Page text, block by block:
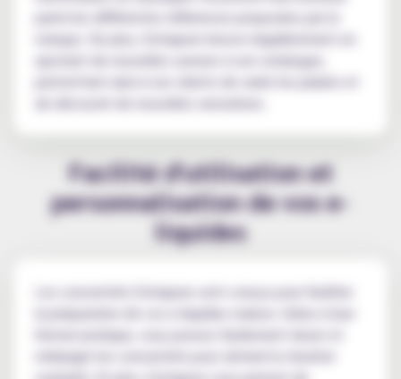
marque. De plus, Extrapure innove régulièrement en
ajoutant de nouvelles saveurs à son catalogue,
permettant ainsi à ses clients de varier les plaisirs et
Facilité d'utilisation et
personnalisation de vos e-
liquides
Les concentrés Extrapure sont conçus pour faciliter
la préparation de vos e-liquides maison. Grâce à leur
format pratique, vous pouvez facilement doser et
mélanger les concentrés pour obtenir le résultat